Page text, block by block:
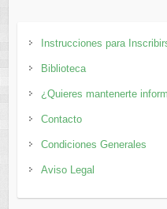
Instrucciones para
Biblioteca
¿Quieres mantenerte
Contacto
Condiciones Generales
Aviso Legal